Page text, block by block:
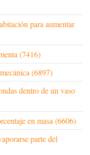
para aumentar
(7416)
(6897)
dentro de un vaso
en masa (6606)
parte del